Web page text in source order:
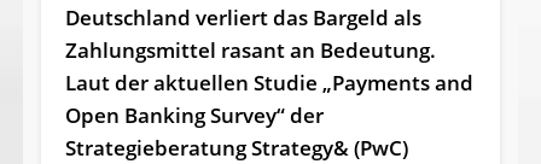
Deutschland verliert das Bargeld als
Zahlungsmittel rasant an Bedeutung.
Laut der aktuellen Studie „Payments and
Open Banking Survey“ der
Strategieberatung Strategy& (PwC)